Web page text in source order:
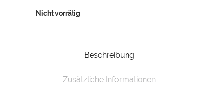
Nicht vorrätig
Beschreibung
Zusätzliche Informationen